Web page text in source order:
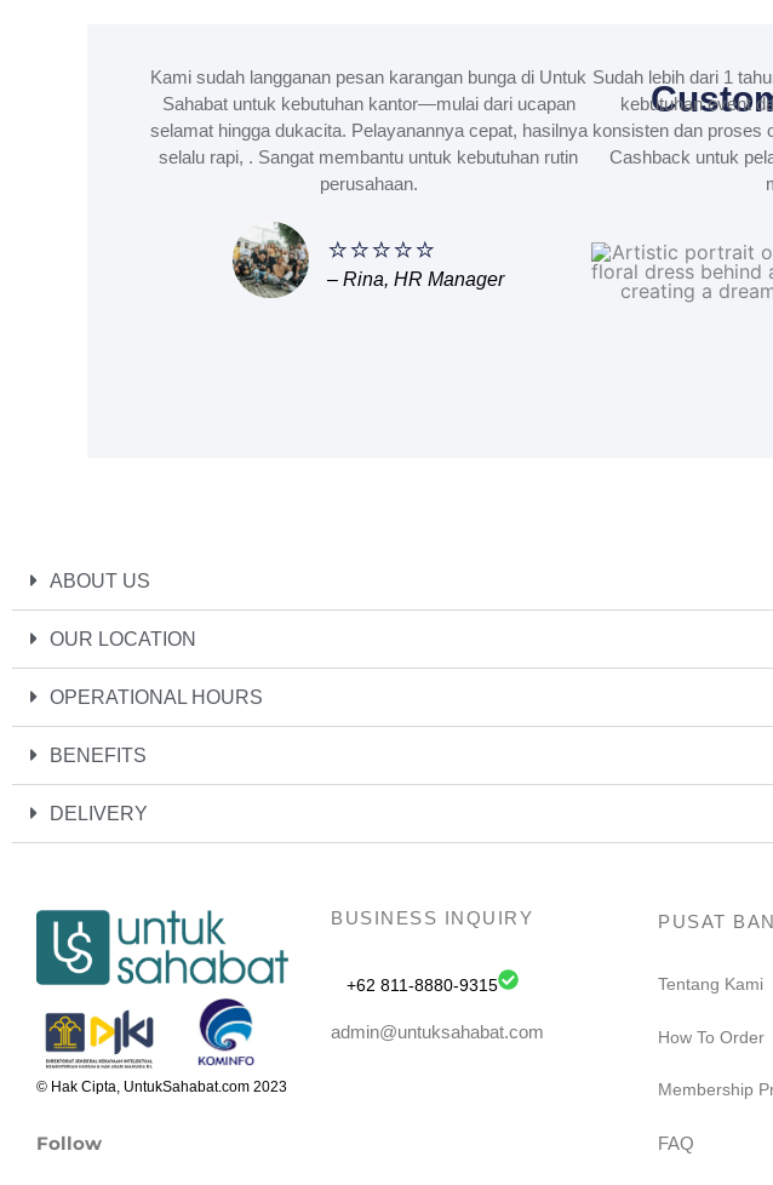
Kami sudah langganan pesan karangan bunga di Untuk
Sahabat untuk kebutuhan kantor—mulai dari ucapan
selamat hingga dukacita. Pelayanannya cepat, hasilnya
selalu rapi, . Sangat membantu untuk kebutuhan rutin
perusahaan.
⭐⭐⭐⭐⭐
– Rina, HR Manager
Sudah lebih dari 1
kebutuhan event
konsisten dan proses
Cashback untuk
ABOUT US
OUR LOCATION
OPERATIONAL HOURS
BENEFITS
DELIVERY
© Hak Cipta, UntukSahabat.com 2023
Follow
BUSINESS INQUIRY
+62 811-8880-9315
admin@untuksahabat.com
PUSAT
Tentang Kami
How To Order
Membership
FAQ